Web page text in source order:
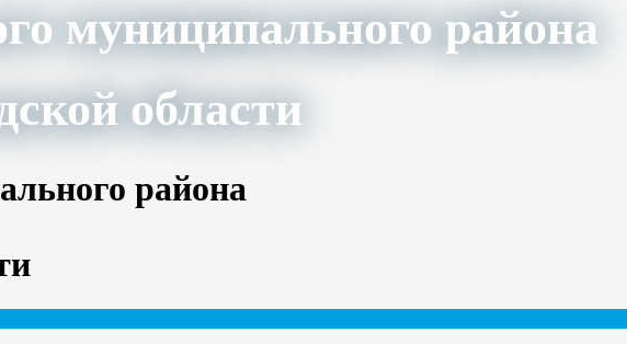
муниципального района
области
района